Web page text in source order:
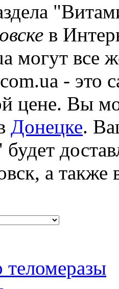
в
могут все
- это
цене. Вы
Донецке.
а также
теломеразы